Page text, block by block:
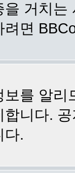
거치
면
를 알
니다.
다.